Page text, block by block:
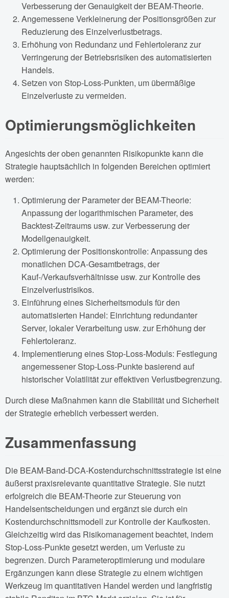
Verbesserung der Genauigkeit der BEAM-Theorie.
Angemessene Verkleinerung der Positionsgrößen zur
Reduzierung des Einzelverlustbetrags.
Erhöhung von Redundanz und Fehlertoleranz zur
Verringerung der Betriebsrisiken des automatisierten
Handels.
Setzen von Stop-Loss-Punkten, um übermäßige
Einzelverluste zu vermeiden.
Optimierungsmöglichkeiten
Angesichts der oben genannten Risikopunkte kann die
Strategie hauptsächlich in folgenden Bereichen optimiert
werden:
Optimierung der Parameter der BEAM-Theorie:
Anpassung der logarithmischen Parameter, des
Backtest-Zeitraums usw. zur Verbesserung der
Modellgenauigkeit.
Optimierung der Positionskontrolle: Anpassung des
monatlichen DCA-Gesamtbetrags, der
Kauf-/Verkaufsverhältnisse usw. zur Kontrolle des
Einzelverlustrisikos.
Einführung eines Sicherheitsmoduls für den
automatisierten Handel: Einrichtung redundanter
Server, lokaler Verarbeitung usw. zur Erhöhung der
Fehlertoleranz.
Implementierung eines Stop-Loss-Moduls: Festlegung
angemessener Stop-Loss-Punkte basierend auf
historischer Volatilität zur effektiven Verlustbegrenzung.
Durch diese Maßnahmen kann die Stabilität und Sicherheit
der Strategie erheblich verbessert werden.
Zusammenfassung
Die BEAM-Band-DCA-Kostendurchschnittsstrategie ist eine
äußerst praxisrelevante quantitative Strategie. Sie nutzt
erfolgreich die BEAM-Theorie zur Steuerung von
Handelsentscheidungen und ergänzt sie durch ein
Kostendurchschnittsmodell zur Kontrolle der Kaufkosten.
Gleichzeitig wird das Risikomanagement beachtet, indem
Stop-Loss-Punkte gesetzt werden, um Verluste zu
begrenzen. Durch Parameteroptimierung und modulare
Ergänzungen kann diese Strategie zu einem wichtigen
Werkzeug im quantitativen Handel werden und langfristig